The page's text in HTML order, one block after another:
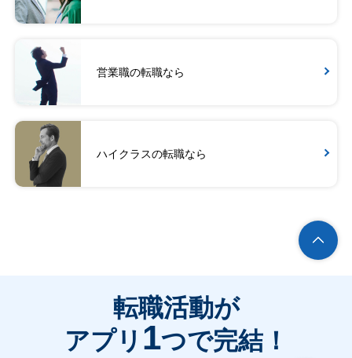
営業職の転職なら
ハイクラスの転職なら
転職活動が
アプリ 1つで完結！